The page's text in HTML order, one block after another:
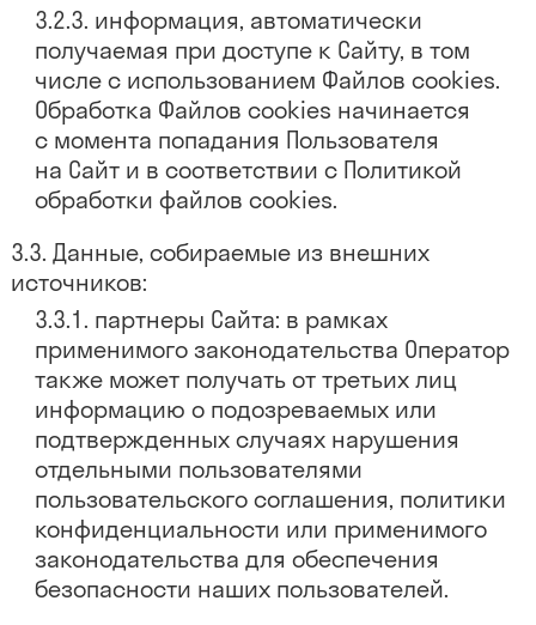
информация, автоматически
получаемая при доступе к Сайту, в том
числе с использованием Файлов cookies.
Обработка Файлов cookies начинается
с момента попадания Пользователя
на Сайт и в соответствии с Политикой
обработки файлов cookies.
Данные, собираемые из внешних
источников:
партнеры Сайта: в рамках
применимого законодательства Оператор
также может получать от третьих лиц
информацию о подозреваемых или
подтвержденных случаях нарушения
отдельными пользователями
пользовательского соглашения, политики
конфиденциальности или применимого
законодательства для обеспечения
безопасности наших пользователей.